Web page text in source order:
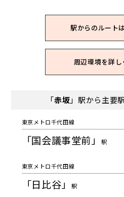
駅からのルート
周辺環境を詳し
「赤坂」駅から主要
東京メトロ千代田線
「国会議事堂前」 駅
東京メトロ千代田線
「日比谷」 駅